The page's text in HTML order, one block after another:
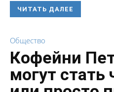
ЧИТАТЬ ДАЛЕЕ
Общество
Кофейни
могут